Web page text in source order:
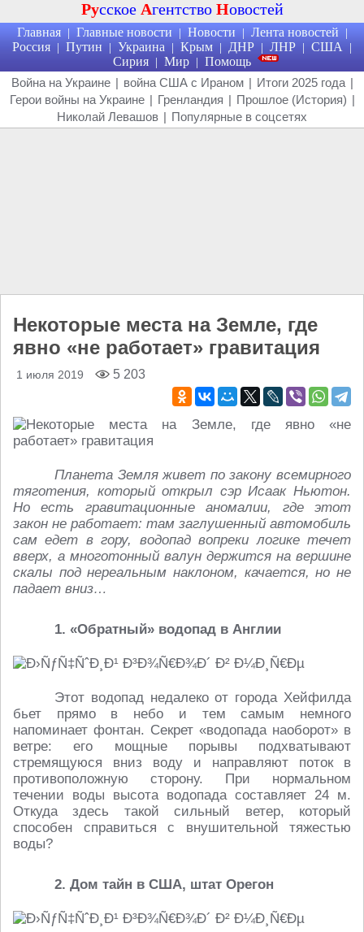
Русское Агентство Новостей
Главная | Главные новости | Новости | Лента новостей |
Россия | Путин | Украина | Крым | ДНР | ЛНР | США |
Сирия | Мир | Помощь
Война на Украине | война США с Ираном | Итоги 2025 года |
Герои войны на Украине | Гренландия | Прошлое (История) |
Николай Левашов | Популярные в соцсетях
Некоторые места на Земле, где
явно «не работает» гравитация
1 июля 2019 5 203
Планета Земля живет по закону всемирного
тяготения, который открыл сэр Исаак Ньютон.
Но есть гравитационные аномалии, где этот
закон не работает: там заглушенный автомобиль
сам едет в гору, водопад вопреки логике течет
вверх, а многотонный валун держится на вершине
скалы под нереальным наклоном, качается, но не
падает вниз…
1. «Обратный» водопад в Англии
Этот водопад недалеко от города Хейфилда
бьет прямо в небо и тем самым немного
напоминает фонтан. Секрет «водопада наоборот» в
ветре: его мощные порывы подхватывают
стремящуюся вниз воду и направляют поток в
противоположную сторону. При нормальном
течении воды высота водопада составляет 24 м.
Откуда здесь такой сильный ветер, который
способен справиться с внушительной тяжестью
воды?
2. Дом тайн в США, штат Орегон